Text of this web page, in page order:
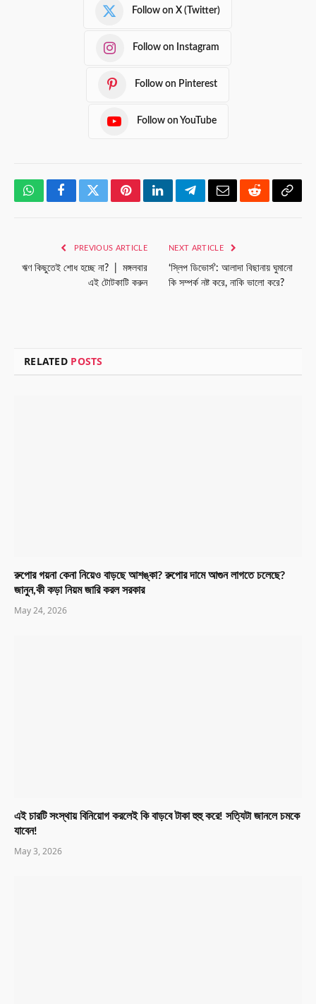
Follow on X (Twitter)
Follow on Instagram
Follow on Pinterest
Follow on YouTube
WhatsAppFacebookTwitterPinterestLinkedInTelegramEmailRedditCopy
PREVIOUS ARTICLE
ঋণ কিছুতেই শোধ হচ্ছে না? | মঙ্গলবার
এই টোটকাটি করুন
NEXT ARTICLE
‘স্লিপ ডিভোর্স’: আলাদা বিছানায় ঘুমানো
কি সম্পর্ক নষ্ট করে, নাকি ভালো করে?
RELATED POSTS
রুপোর গয়না কেনা নিয়েও বাড়ছে আশঙ্কা? রুপোর দামে আগুন লাগতে চলেছে?
জানুন,কী কড়া নিয়ম জারি করল সরকার
May 24, 2026
এই চারটি সংস্থায় বিনিয়োগ করলেই কি বাড়বে টাকা হুহু করে! সত্যিটা জানলে চমকে
যাবেন!
May 3, 2026